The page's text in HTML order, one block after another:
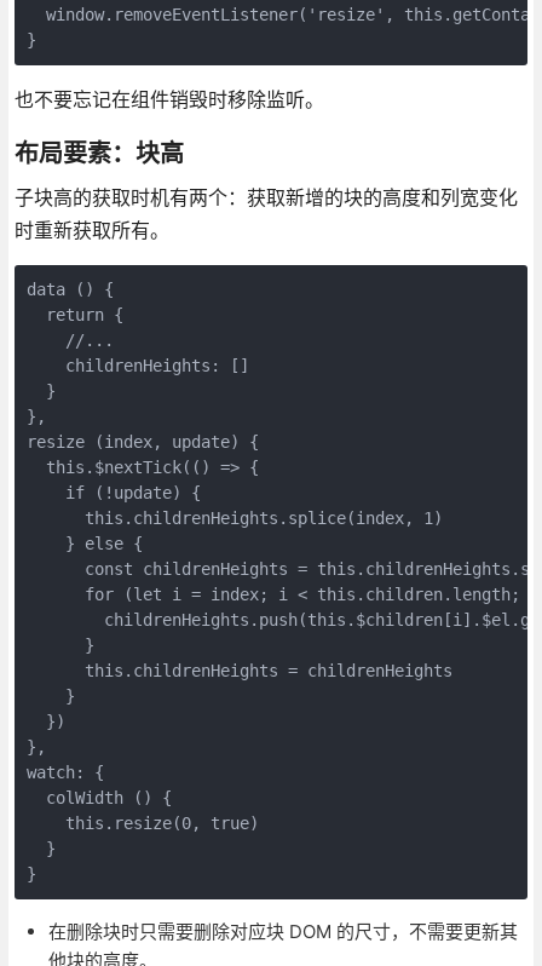
window.removeEventListener('resize',
}
也不要忘记在组件销毁时移除监听。
布局要素：块高
子块高的获取时机有两个：获取新增的块的高度和列宽变化
时重新获取所有。
data () {
  return {
    //...
    childrenHeights: []
  }
},
resize (index, update) {
  this.$nextTick(() => {
    if (!update) {
      this.childrenHeights.splice(index, 1)
    } else {
const childrenHeights =
for (let i = index; i < this.children.length;
      }
      this.childrenHeights = childrenHeights
    }
  })
},
watch: {
  colWidth () {
    this.resize(0, true)
  }
}
在删除块时只需要删除对应块 DOM 的尺寸，不需要更新其
他块的高度。